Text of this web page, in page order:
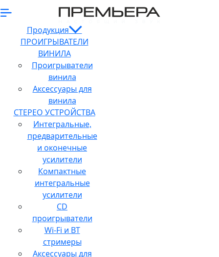
Продукция
ПРОИГРЫВАТЕЛИ
ВИНИЛА
Проигрыватели
винила
Аксессуары для
винила
СТЕРЕО УСТРОЙСТВА
Интегральные,
предварительные
и оконечные
усилители
Компактные
интегральные
усилители
CD
проигрыватели
Wi-Fi и BT
стримеры
Аксессуары для